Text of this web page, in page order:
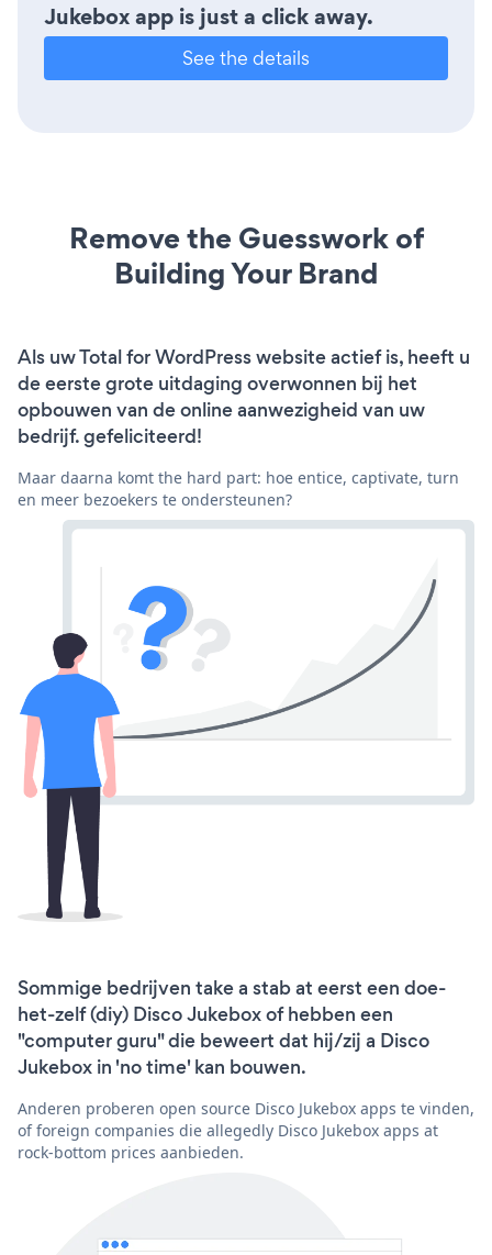
Jukebox app is just a click away.
See the details
Remove the Guesswork of
Building Your Brand
Als uw Total for WordPress website actief is, heeft u
de eerste grote uitdaging overwonnen bij het
opbouwen van de online aanwezigheid van uw
bedrijf. gefeliciteerd!
Maar daarna komt the hard part: hoe entice, captivate, turn
en meer bezoekers te ondersteunen?
Sommige bedrijven take a stab at eerst een doe-
het-zelf (diy) Disco Jukebox of hebben een
"computer guru" die beweert dat hij/zij a Disco
Jukebox in 'no time' kan bouwen.
Anderen proberen open source Disco Jukebox apps te vinden,
of foreign companies die allegedly Disco Jukebox apps at
rock-bottom prices aanbieden.